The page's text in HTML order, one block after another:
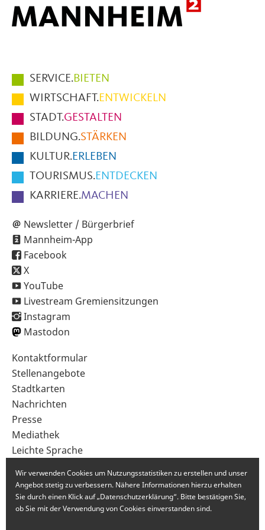
Hauptmenüpunkte
im
Fußbereich
der
Seite
SERVICE.BIETEN
WIRTSCHAFT.ENTWICKELN
STADT.GESTALTEN
BILDUNG.STÄRKEN
KULTUR.ERLEBEN
TOURISMUS.ENTDECKEN
KARRIERE.MACHEN
Newsletter / Bürgerbrief
Mannheim-App
Facebook
X
YouTube
Livestream Gremiensitzungen
Instagram
Mastodon
Sekundärnavigation
im
Fußbereich
Kontaktformular
Stellenangebote
Stadtkarten
Nachrichten
Presse
Mediathek
Leichte Sprache
Wir verwenden Cookies um Nutzungsstatistiken zu erstellen und unser
Angebot stetig zu verbessern. Nähere Informationen hierzu erhalten
Sie durch einen Klick auf „Datenschutzerklärung“. Bitte bestätigen Sie,
ob Sie mit der Verwendung von Cookies einverstanden sind.